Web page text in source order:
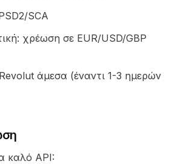
SCA
χρέωση σε EUR/USD/GBP
άμεσα (έναντι 1-3 ημερών
καλό API: